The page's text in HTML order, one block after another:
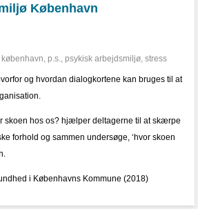
København
, p.s., psykisk arbejdsmiljø, stress
og hvordan dialogkortene kan bruges til at
skoen hos os? hjælper deltagerne til at skærpe
forhold og sammen undersøge, ‘hvor skoen
i Københavns Kommune (2018)